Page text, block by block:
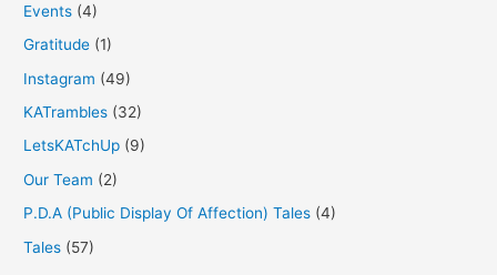
Events (4)
Gratitude (1)
Instagram (49)
KATrambles (32)
LetsKATchUp (9)
Our Team (2)
P.D.A (Public Display Of Affection) Tales (4)
Tales (57)